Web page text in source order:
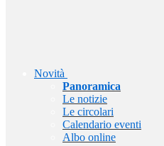
Novità
Panoramica
Le notizie
Le circolari
Calendario eventi
Albo online